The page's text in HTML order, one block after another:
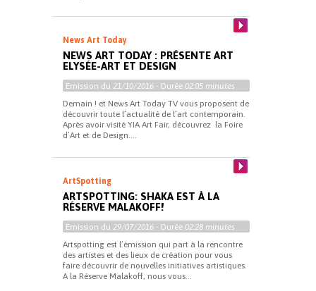
News Art Today
NEWS ART TODAY : PRÉSENTE ART
ELYSÉE-ART ET DESIGN
Emission du 21/10/2016 - Durée 02:05 minutes
Demain ! et News Art Today TV vous proposent de
découvrir toute l’actualité de l’art contemporain.
Après avoir visité YIA Art Fair, découvrez la Foire
d’Art et de Design....
ArtSpotting
ARTSPOTTING: SHAKA EST À LA
RÉSERVE MALAKOFF!
Emission du 29/07/2016 - Durée 02:28 minutes
Artspotting est l’émission qui part à la rencontre
des artistes et des lieux de création pour vous
faire découvrir de nouvelles initiatives artistiques.
A la Réserve Malakoff, nous vous...